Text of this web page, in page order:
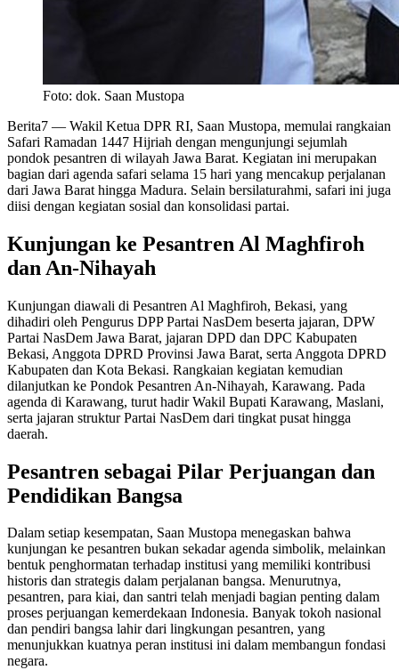
Foto: dok. Saan Mustopa
Berita7 — Wakil Ketua DPR RI, Saan Mustopa, memulai rangkaian
Safari Ramadan 1447 Hijriah dengan mengunjungi sejumlah
pondok pesantren di wilayah Jawa Barat. Kegiatan ini merupakan
bagian dari agenda safari selama 15 hari yang mencakup perjalanan
dari Jawa Barat hingga Madura. Selain bersilaturahmi, safari ini juga
diisi dengan kegiatan sosial dan konsolidasi partai.
Kunjungan ke Pesantren Al Maghfiroh
dan An-Nihayah
Kunjungan diawali di Pesantren Al Maghfiroh, Bekasi, yang
dihadiri oleh Pengurus DPP Partai NasDem beserta jajaran, DPW
Partai NasDem Jawa Barat, jajaran DPD dan DPC Kabupaten
Bekasi, Anggota DPRD Provinsi Jawa Barat, serta Anggota DPRD
Kabupaten dan Kota Bekasi. Rangkaian kegiatan kemudian
dilanjutkan ke Pondok Pesantren An-Nihayah, Karawang. Pada
agenda di Karawang, turut hadir Wakil Bupati Karawang, Maslani,
serta jajaran struktur Partai NasDem dari tingkat pusat hingga
daerah.
Pesantren sebagai Pilar Perjuangan dan
Pendidikan Bangsa
Dalam setiap kesempatan, Saan Mustopa menegaskan bahwa
kunjungan ke pesantren bukan sekadar agenda simbolik, melainkan
bentuk penghormatan terhadap institusi yang memiliki kontribusi
historis dan strategis dalam perjalanan bangsa. Menurutnya,
pesantren, para kiai, dan santri telah menjadi bagian penting dalam
proses perjuangan kemerdekaan Indonesia. Banyak tokoh nasional
dan pendiri bangsa lahir dari lingkungan pesantren, yang
menunjukkan kuatnya peran institusi ini dalam membangun fondasi
negara.